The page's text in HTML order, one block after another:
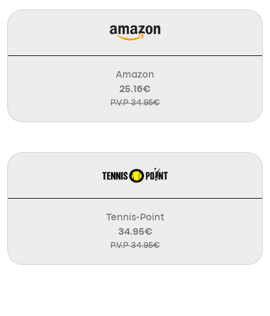
Amazon
25.16€
P.V.P 34.95€
Tennis-Point
34.95€
P.V.P 34.95€